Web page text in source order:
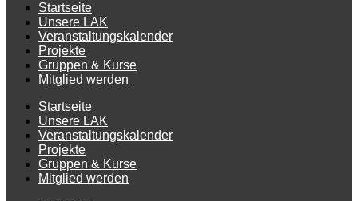
Startseite
Unsere LAK
Veranstaltungskalender
Projekte
Gruppen & Kurse
Mitglied werden
Startseite
Unsere LAK
Veranstaltungskalender
Projekte
Gruppen & Kurse
Mitglied werden